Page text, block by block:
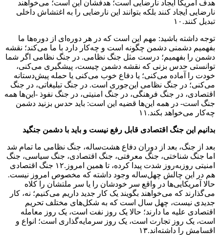
هدف آمریکا ایجاد نارضایی است؛ هدفشان این است؛ می‌خواهند
نارضایی ایجاد کنند بلکه بتوانند این نارضایی را به اغتشاش داخلی
تبدیل کنند.۱۰
توجه داشته باشید: مهم این است که در هر دوره‌ای از دوره‌ها ما
بفهمیم دشمنی دشمن چگونه است و چه‌کار دارد با ما می‌کند؛ نقشه‌
دشمن را بفهمیم؛ درست مثل جنگ نظامی. در جنگ نظامی اگر شما
توانستی حدس بزنی که نقشه‌ دشمن چیست، پیشگیری می‌کنی،
خودت را آماده می‌کنی؛ یا دفاع خوب می‌کنی یا حمله‌ پیش‌دستانه
می‌کنی؛ در جنگ نظامی این‌جوری است. در جنگ تبلیغاتی، در جنگ
اقتصادی، در جنگ فرهنگی، در جنگ امنیتی، در جنگ نفوذ -این‌ها همه
جنگ است- در همه‌ این‌ها قضیه این است: باید حدس بزنید دشمن
چه‌کار می‌خواهد بکند.۱۱
بدانیم این جنگ اقتصادی قابل رفع نیست و باید با دشمن جنگید
بعد از جنگ، بعد از دوران دفاع هشت‌ساله، جنگ نظامی ما تمام شد
اما جنگ شناختی، جنگ معرفتی، جنگ اقتصادی، جنگ سیاسی، جنگ
امنیتی روزبه‌روز شدت پیدا کرده، تا همین امروز.۱۲ جنگ اقتصادی
هم در این چالش چهل‌ساله وجود داشته که مخصوص امروز نیست.
حالا آمریکایی‌ها در واقع سر خودشان را یا سر ملتشان را کلاه
می‌گذارند که می‌خواهند بگویند یک کار جدید داریم می‌کنیم؛ نه، کار
جدیدی نیست، چهل سال است که به شکل‌های مختلف تحریم
اقتصادی علیه ما دارند؛ حالا یک روز نفت است، یک روز معامله
است، یک روز تجارت است، یک روز سرمایه‌گذاری است؛ انواع و
اقسامش را داشته‌اند.۱۳